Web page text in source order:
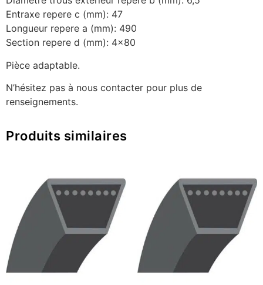
Entraxe repere c (mm): 47
Longueur repere a (mm): 490
Section repere d (mm): 4×80
Pièce adaptable.
N’hésitez pas à nous contacter pour plus de
renseignements.
Produits similaires